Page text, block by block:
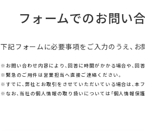
フォームでのお問い
下記フォームに必要事項をご入力のうえ、お
※お問い合わせ内容により、回答に時間がかかる場合や、回
※緊急のご用件は営業担当へ直接ご連絡ください。
※すでに、弊社とお取引をさせていただいている場合は、本
※なお、当社の個人情報の取り扱いについては「個人情報保護